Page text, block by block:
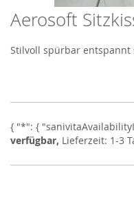
Skip
to
the
beginning
images
Aerosoft
Stilvoll spürbar entspannt
verfügbar, Lieferzeit: 1-3